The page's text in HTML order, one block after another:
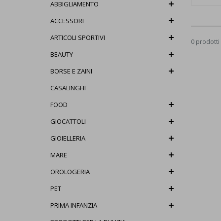
0 prodotti
ABBIGLIAMENTO
ACCESSORI
ARTICOLI SPORTIVI
BEAUTY
BORSE E ZAINI
CASALINGHI
FOOD
GIOCATTOLI
GIOIELLERIA
MARE
OROLOGERIA
PET
PRIMA INFANZIA